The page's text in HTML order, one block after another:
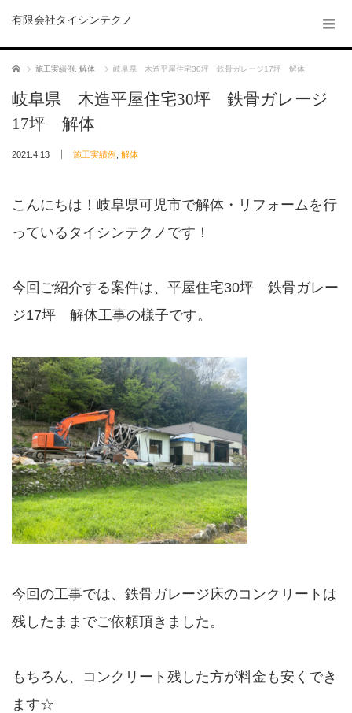
有限会社タイシンテクノ
ホーム 施工実績例 解体 岐阜県 木造平屋住宅30坪 鉄骨ガレージ17坪 解体
岐阜県 木造平屋住宅30坪 鉄骨ガレージ
17坪 解体
2021.4.13 施工実績例 解体
こんにちは！岐阜県可児市で解体・リフォームを行
っているタイシンテクノです！
今回ご紹介する案件は、平屋住宅30坪 鉄骨ガレー
ジ17坪 解体工事の様子です。
今回の工事では、鉄骨ガレージ床のコンクリートは
残したままでご依頼頂きました。
もちろん、コンクリート残した方が料金も安くでき
ます☆